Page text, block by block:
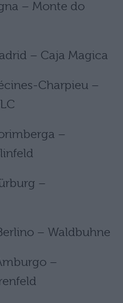
– Monte do
– Caja Magica
Charpieu –
–
–
– Waldbuhne
–